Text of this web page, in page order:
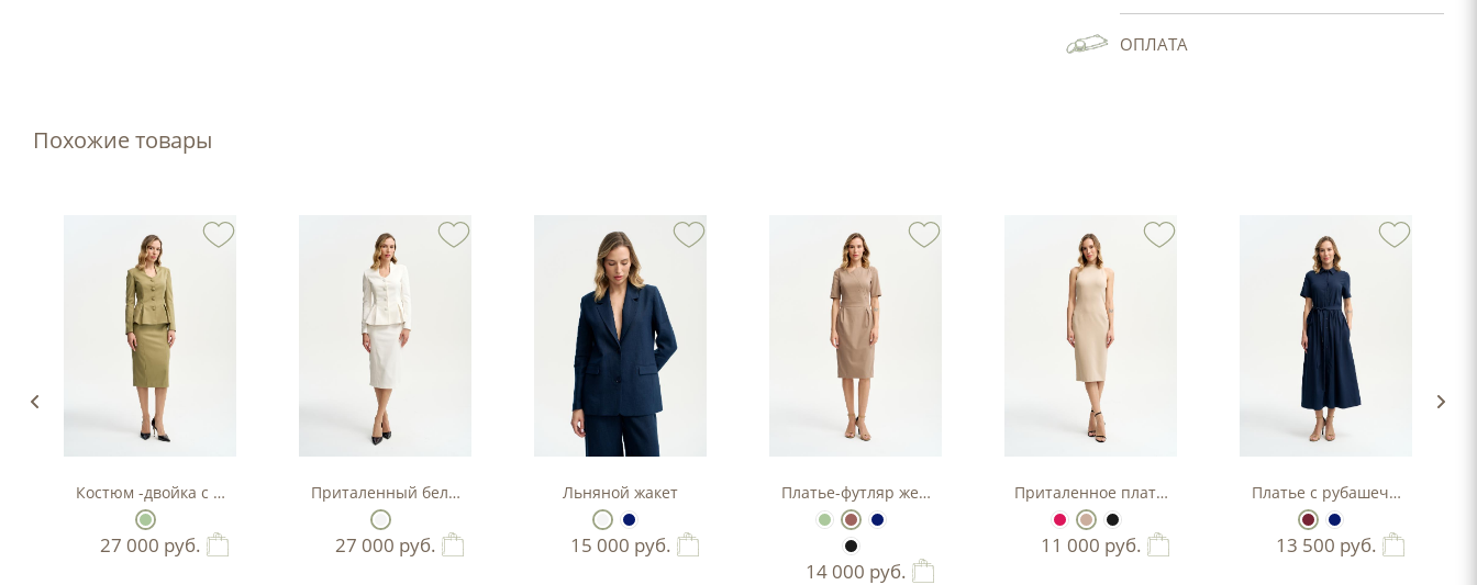
ОПЛАТА
Похожие товары
Костюм -двойка с баской в цвете фисташка
27 000 руб.
Приталенный белый костюм-двойка с баской.
27 000 руб.
Льняной жакет
15 000 руб.
Платье-футляр женское
14 000 руб.
Приталенное платье-футляр
11 000 руб.
Платье с рубашечным
13 500 руб.